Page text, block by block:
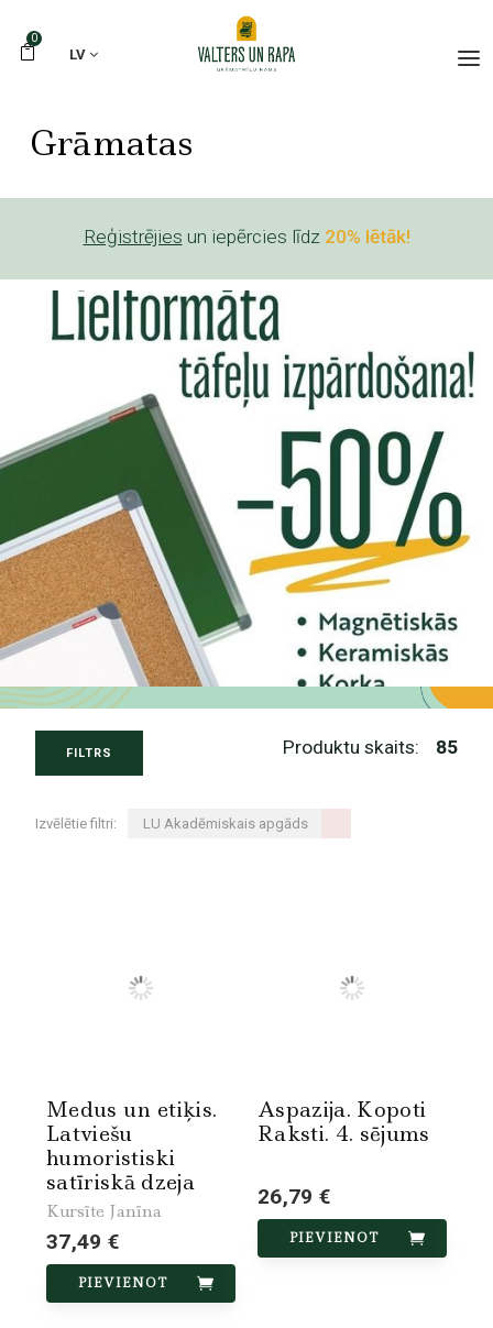
0
LV
Grāmatas
Reģistrējies un iepērcies līdz 20% lētāk!
FILTRS Produktu skaits: 85
Izvēlētie filtri: LU Akadēmiskais apgāds
Medus un etiķis.
Latviešu
humoristiski
satīriskā dzeja
Kursīte Janīna
37,49 €
PIEVIENOT
Aspazija. Kopoti
Raksti. 4. sējums
26,79 €
PIEVIENOT